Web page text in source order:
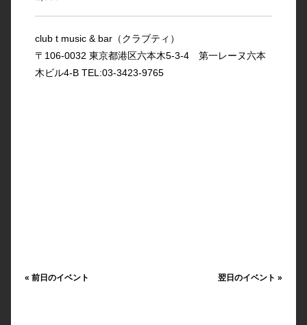
club t music & bar（クラブティ）
〒106-0032 東京都港区六本木5-3-4 第一レーヌ六本
木ビル4-B TEL:03-3423-9765
« 前日のイベント 翌日のイベント»